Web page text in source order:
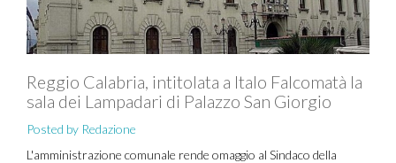
Reggio Calabria, intitolata a Italo Falcomatà la
sala dei Lampadari di Palazzo San Giorgio
Posted by Redazione
L'amministrazione comunale rende omaggio al Sindaco della